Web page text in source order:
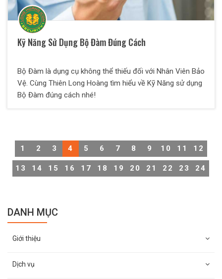
Kỹ Năng Sử Dụng Bộ Đàm Đúng Cách
Bộ Đàm là dụng cụ không thể thiếu đối với Nhân Viên Bảo
Vệ. Cùng Thiên Long Hoàng tìm hiểu về Kỹ Năng sử dụng
Bộ Đàm đúng cách nhé!
1 2 3 4 5 6 7 8 9 10 11 12
13 14 15 16 17 18 19 20 21 22 23 24
DANH MỤC
Giới thiệu
Dịch vụ